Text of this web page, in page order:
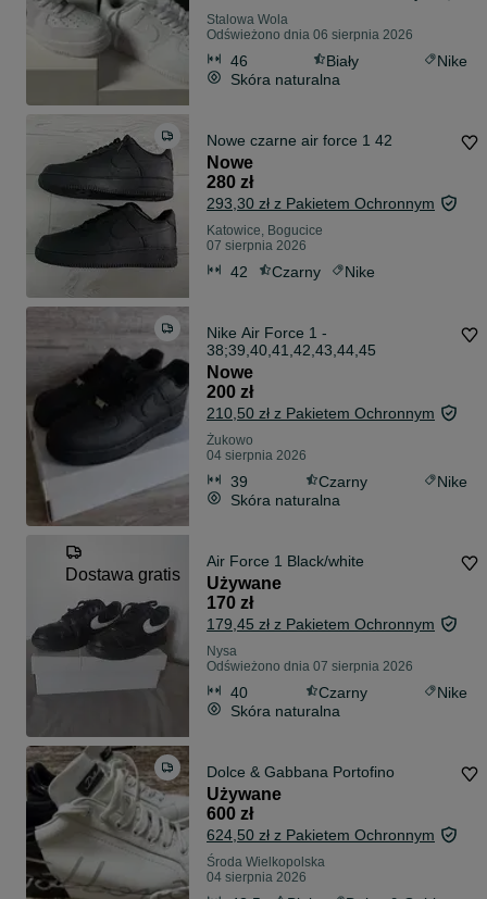
Stalowa Wola
Odświeżono dnia 06 sierpnia 2026
46 Biały
Nike
Skóra naturalna
Nowe czarne air force 1 42
Nowe
280 zł
293,30 zł z Pakietem Ochronnym
Katowice, Bogucice
07 sierpnia 2026
42 Czarny Nike
Nike Air Force 1 -
38;39,40,41,42,43,44,45
Nowe
200 zł
210,50 zł z Pakietem Ochronnym
Żukowo
04 sierpnia 2026
39 Czarny
Nike
Skóra naturalna
Dostawa gratis
Air Force 1 Black/white
Używane
170 zł
179,45 zł z Pakietem Ochronnym
Nysa
Odświeżono dnia 07 sierpnia 2026
40 Czarny
Nike
Skóra naturalna
Dolce & Gabbana Portofino
Używane
600 zł
624,50 zł z Pakietem Ochronnym
Środa Wielkopolska
04 sierpnia 2026